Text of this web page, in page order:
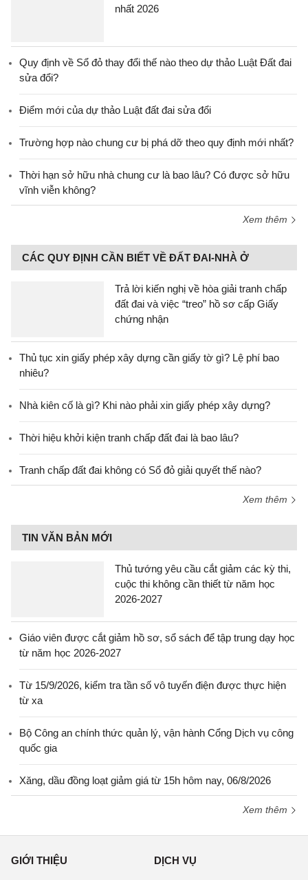
nhất 2026
Quy định về Sổ đỏ thay đổi thế nào theo dự thảo Luật Đất đai
sửa đổi?
Điểm mới của dự thảo Luật đất đai sửa đổi
Trường hợp nào chung cư bị phá dỡ theo quy định mới nhất?
Thời hạn sở hữu nhà chung cư là bao lâu? Có được sở hữu
vĩnh viễn không?
Xem thêm
CÁC QUY ĐỊNH CẦN BIẾT VỀ ĐẤT ĐAI-NHÀ Ở
Trả lời kiến nghị về hòa giải tranh chấp
đất đai và việc “treo” hồ sơ cấp Giấy
chứng nhận
Thủ tục xin giấy phép xây dựng cần giấy tờ gì? Lệ phí bao
nhiêu?
Nhà kiên cố là gì? Khi nào phải xin giấy phép xây dựng?
Thời hiệu khởi kiện tranh chấp đất đai là bao lâu?
Tranh chấp đất đai không có Sổ đỏ giải quyết thế nào?
Xem thêm
TIN VĂN BẢN MỚI
Thủ tướng yêu cầu cắt giảm các kỳ thi,
cuộc thi không cần thiết từ năm học
2026-2027
Giáo viên được cắt giảm hồ sơ, sổ sách để tập trung dạy học
từ năm học 2026-2027
Từ 15/9/2026, kiểm tra tần số vô tuyến điện được thực hiện
từ xa
Bộ Công an chính thức quản lý, vận hành Cổng Dịch vụ công
quốc gia
Xăng, dầu đồng loạt giảm giá từ 15h hôm nay, 06/8/2026
Xem thêm
GIỚI THIỆU DỊCH VỤ